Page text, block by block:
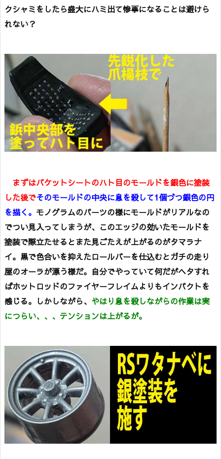
クシャミをしたら盛大にハミ出て惨事になることは避けら
れない？
まずはバケットシートのハト目のモールドを銀色に塗装
した後でそのモールドの中央に息を殺して1個づつ銀色の円
を描く。 モノグラムのパーツの様にモールドがリアルなの
でつい見入ってしまうが、このエッジの効いたモールドを
塗装で際立たせるとまた見ごたえが上がるのがタマラナ
イ。黒で色合いを抑えたロールバーを仕込むとガチの走り
屋のオーラが漂う様だ。自分でやっていて何だがヘタすれ
ばホットロッドのファイヤーフレイムよりもインパクトを
感じる。しかしながら、 やはり息を殺しながらの作業は実
につらい、、、テンションは上がるが。